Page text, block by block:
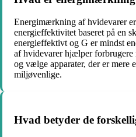
Energimærkning af hvidevarer
energieffektivitet baseret på en
energieffektivt og G er mindst
af hvidevarer hjælper
og vælge apparater, der er mere
miljøvenlige.
Hvad betyder de